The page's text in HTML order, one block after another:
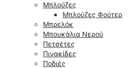
Μπλούζες
Μπλούζες Φούτερ
Μπρελόκ
Μπουκάλια Νερού
Πετσέτες
Πινακίδες
Ποδιές